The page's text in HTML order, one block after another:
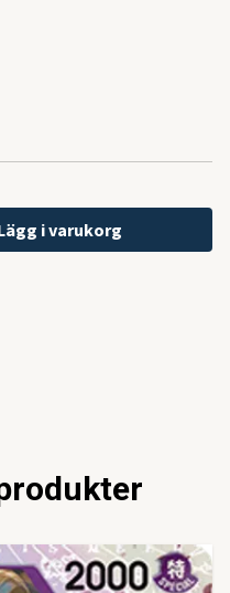
i varukorg